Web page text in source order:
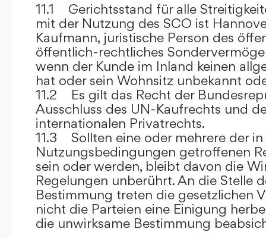
11.1 Gerichtsstand für alle
mit der Nutzung des SCO ist
Kaufmann, juristische Person des
öffentlich-rechtliches
wenn der Kunde im Inland keinen
hat oder sein Wohnsitz unbekannt
11.2 Es gilt das Recht der
Ausschluss des UN-Kaufrechts und
internationalen Privatrechts.
11.3 Sollten eine oder mehrere der in
Nutzungsbedingungen getroffenen
sein oder werden, bleibt davon die
Regelungen unberührt. An die Stelle
Bestimmung treten die gesetzlichen
nicht die Parteien eine Einigung
die unwirksame Bestimmung